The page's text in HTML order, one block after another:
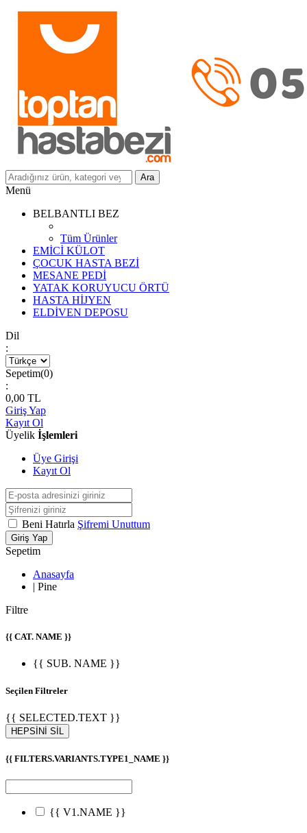
Ara
Menü
BELBANTLI BEZ
Tüm Ürünler
EMİCİ KÜLOT
ÇOCUK HASTA BEZİ
MESANE PEDİ
YATAK KORUYUCU ÖRTÜ
HASTA HİJYEN
ELDİVEN DEPOSU
Dil
:
Sepetim(0)
:
0,00 TL
Giriş Yap
Kayıt Ol
Üyelik İşlemleri
Üye Girişi
Kayıt Ol
Beni Hatırla Şifremi Unuttum
Giriş Yap
Sepetim
Anasayfa
| Pine
Filtre
{{ CAT. NAME }}
{{ SUB. NAME }}
Seçilen Filtreler
{{ SELECTED.TEXT }}
HEPSİNİ SİL
{{ FILTERS.VARIANTS.TYPE1_NAME }}
{{ V1.NAME }}